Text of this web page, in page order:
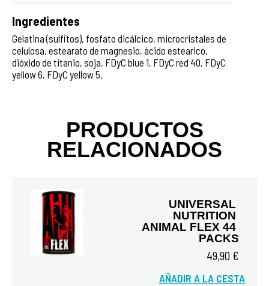
Ingredientes
Gelatina (sulfitos), fosfato dicálcico, microcristales de
celulosa, estearato de magnesio, ácido estearico,
dióxido de titanio, soja, FDyC blue 1, FDyC red 40, FDyC
yellow 6, FDyC yellow 5.
PRODUCTOS
RELACIONADOS
UNIVERSAL
NUTRITION
ANIMAL FLEX 44
PACKS
49,90 €
AÑADIR A LA CESTA